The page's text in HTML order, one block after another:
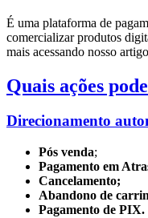
É uma plataforma de
comercializar produtos
mais acessando nosso artigo
Quais ações
Direcionamento
Pós venda;
Pagamento em
Cancelamento;
Abandono de
Pagamento de PIX.